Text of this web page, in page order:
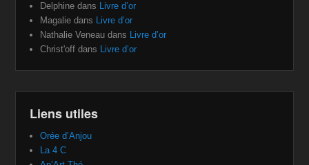
Delphine dans Livre d’or
Magalie dans Livre d’or
Nathalie Veneau dans Livre d’or
Christ'off dans Livre d’or
Liens utiles
Orée d’Anjou
La 4 C